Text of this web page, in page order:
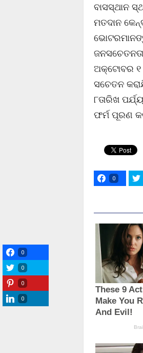
ବାସସ୍ଥାନ
ମତଦାନ
ଅକ୍ଟୋବର ୧
ସଚେତନ
୮ତାରିଖ
ଫର୍ମ ପୂରଣ
0
0
0
0
0